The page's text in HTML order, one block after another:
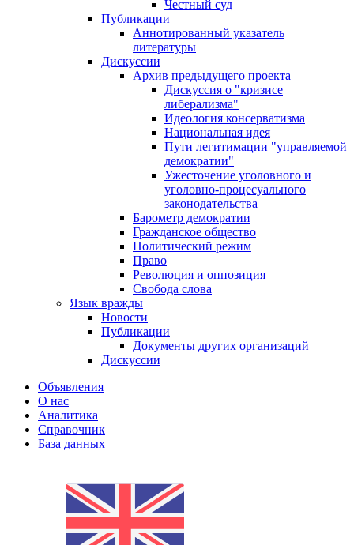
Честный суд
Публикации
Аннотированный указатель
литературы
Дискуссии
Архив предыдущего проекта
Дискуссия о "кризисе
либерализма"
Идеология консерватизма
Национальная идея
Пути легитимации "управляемой
демократии"
Ужесточение уголовного и
уголовно-процесуального
законодательства
Барометр демократии
Гражданское общество
Политический режим
Право
Революция и оппозиция
Свобода слова
Язык вражды
Новости
Публикации
Документы других организаций
Дискуссии
Объявления
О нас
Аналитика
Справочник
База данных